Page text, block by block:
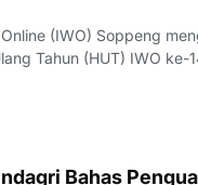
(IWO) Soppeng
Tahun (HUT) IWO ke-
PD IWO Soppeng,
Bahas